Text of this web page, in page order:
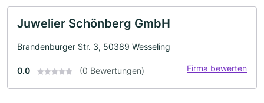
Juwelier Schönberg GmbH
Brandenburger Str. 3, 50389 Wesseling
0.0 (0 Bewertungen) Firma bewerten